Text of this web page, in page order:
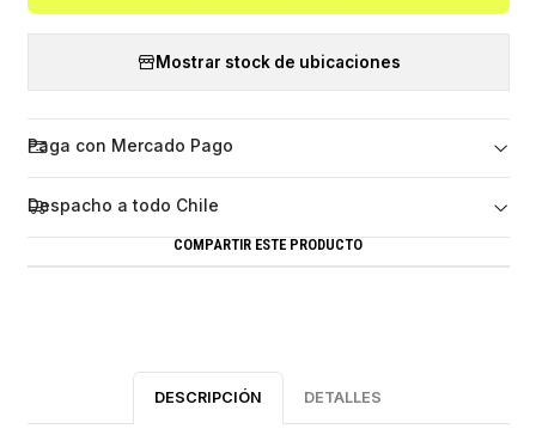
Mostrar stock de ubicaciones
Paga con Mercado Pago
Despacho a todo Chile
COMPARTIR ESTE PRODUCTO
DESCRIPCIÓN DETALLES